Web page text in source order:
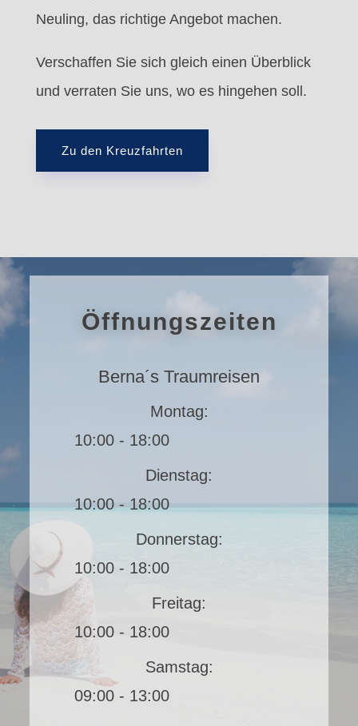
Neuling, das richtige Angebot machen.
Verschaffen Sie sich gleich einen Überblick
und verraten Sie uns, wo es hingehen soll.
Zu den Kreuzfahrten
Öffnungszeiten
Berna´s Traumreisen
Montag:
10:00 - 18:00
Dienstag:
10:00 - 18:00
Donnerstag:
10:00 - 18:00
Freitag:
10:00 - 18:00
Samstag:
09:00 - 13:00